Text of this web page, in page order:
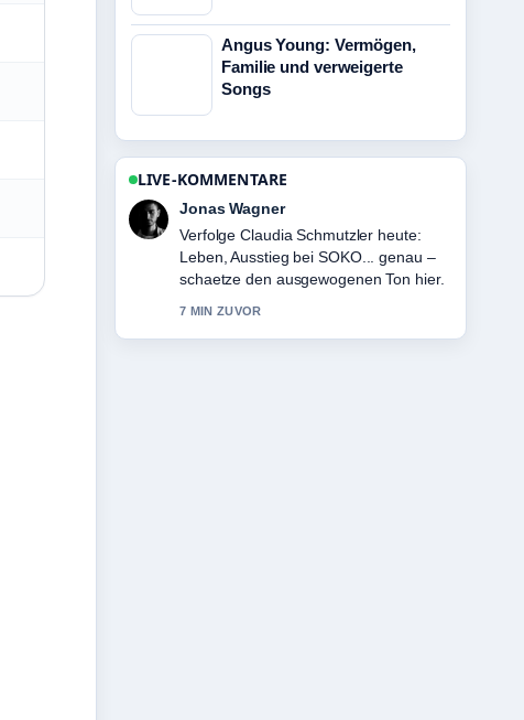
Angus Young: Vermögen,
Familie und verweigerte
Songs
LIVE-KOMMENTARE
Lena Schmidt
Hilfreicher Kontext zu Rebecca Knaak:
Herkunft, Karriere und Privatleben im....
Bitte haltet diesen Liveticker aktuell.
9 MIN ZUVOR